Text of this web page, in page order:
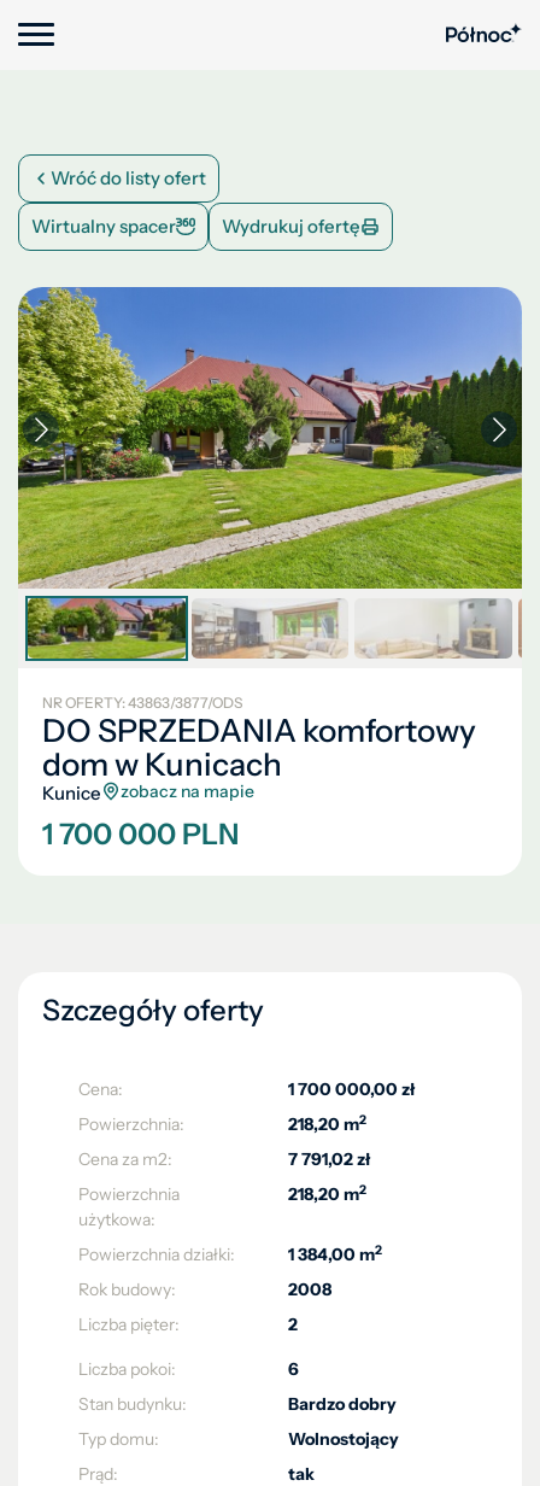
Wróć do listy ofert
Wirtualny spacer Wydrukuj ofertę
NR OFERTY: 43863/3877/ODS
DO SPRZEDANIA komfortowy
dom w Kunicach
Kunice zobacz na mapie
1 700 000 PLN
Szczegóły oferty
Cena:
1 700 000,00 zł
Powierzchnia:
218,20 m2
Cena za m2:
7 791,02 zł
Powierzchnia
użytkowa:
218,20 m2
Powierzchnia działki: 1 384,00 m2
Rok budowy:
2008
Liczba pięter:
2
Liczba pokoi:
6
Stan budynku:
Bardzo dobry
Typ domu:
Wolnostojący
Prąd:
tak